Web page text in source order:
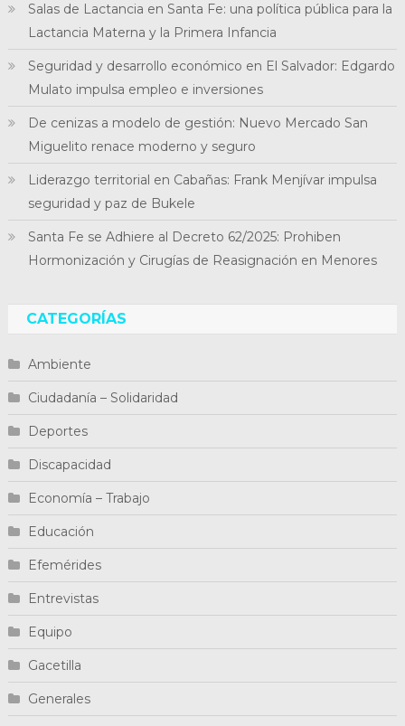
Salas de Lactancia en Santa Fe: una política pública para la
Lactancia Materna y la Primera Infancia
Seguridad y desarrollo económico en El Salvador: Edgardo
Mulato impulsa empleo e inversiones
De cenizas a modelo de gestión: Nuevo Mercado San
Miguelito renace moderno y seguro
Liderazgo territorial en Cabañas: Frank Menjívar impulsa
seguridad y paz de Bukele
Santa Fe se Adhiere al Decreto 62/2025: Prohiben
Hormonización y Cirugías de Reasignación en Menores
CATEGORÍAS
Ambiente
Ciudadanía – Solidaridad
Deportes
Discapacidad
Economía – Trabajo
Educación
Efemérides
Entrevistas
Equipo
Gacetilla
Generales